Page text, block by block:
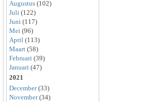
Augustus (102)
Juli (122)
Juni (117)
Mei (96)
April (113)
Maart (58)
Februari (39)
Januari (47)
2021
December(33)
November(34)